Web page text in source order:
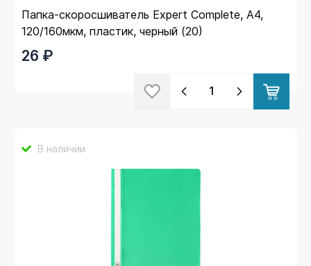
Папка-скоросшиватель Expert Complete, А4,
120/160мкм, пластик, черный (20)
26 ₽
В наличии